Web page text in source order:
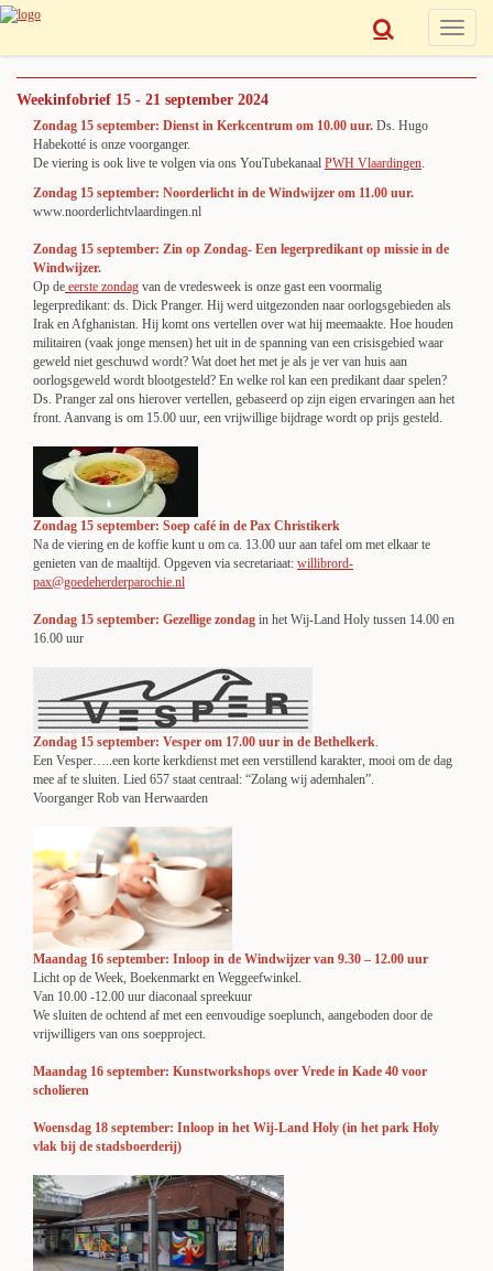
Toggle
Weekinfobrief 15 - 21 september 2024
Zondag 15 september: Dienst in Kerkcentrum om 10.00 uur. Ds. Hugo
Habekotté is onze voorganger.
De viering is ook live te volgen via ons YouTubekanaal PWH Vlaardingen.
Zondag 15 september: Noorderlicht in de Windwijzer om 11.00 uur.
www.noorderlichtvlaardingen.nl
Zondag 15 september: Zin op Zondag- Een legerpredikant op missie in de
Windwijzer.
Op de eerste zondag van de vredesweek is onze gast een voormalig
legerpredikant: ds. Dick Pranger. Hij werd uitgezonden naar oorlogsgebieden als
Irak en Afghanistan. Hij komt ons vertellen over wat hij meemaakte. Hoe houden
militairen (vaak jonge mensen) het uit in de spanning van een crisisgebied waar
geweld niet geschuwd wordt? Wat doet het met je als je ver van huis aan
oorlogsgeweld wordt blootgesteld? En welke rol kan een predikant daar spelen?
Ds. Pranger zal ons hierover vertellen, gebaseerd op zijn eigen ervaringen aan het
front. Aanvang is om 15.00 uur, een vrijwillige bijdrage wordt op prijs gesteld.
Zondag 15 september: Soep café in de Pax Christikerk
Na de viering en de koffie kunt u om ca. 13.00 uur aan tafel om met elkaar te
genieten van de maaltijd. Opgeven via secretariaat: willibrord-
pax@goedeherderparochie.nl
Zondag 15 september: Gezellige zondag in het Wij-Land Holy tussen 14.00 en
16.00 uur
Zondag 15 september: Vesper om 17.00 uur in de Bethelkerk.
Een Vesper…..een korte kerkdienst met een verstillend karakter, mooi om de dag
mee af te sluiten. Lied 657 staat centraal: “Zolang wij ademhalen”.
Voorganger Rob van Herwaarden
Maandag 16 september: Inloop in de Windwijzer van 9.30 – 12.00 uur
Licht op de Week, Boekenmarkt en Weggeefwinkel.
Van 10.00 -12.00 uur diaconaal spreekuur
We sluiten de ochtend af met een eenvoudige soeplunch, aangeboden door de
vrijwilligers van ons soepproject.
Maandag 16 september: Kunstworkshops over Vrede in Kade 40 voor
scholieren
Woensdag 18 september: Inloop in het Wij-Land Holy (in het park Holy
vlak bij de stadsboerderij)